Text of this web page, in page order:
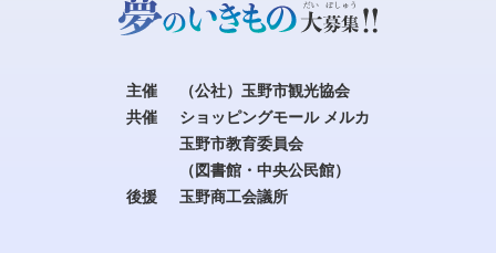
主催
（公社）玉野市観光協会
共催
ショッピングモール メルカ
玉野市教育委員会
（図書館・中央公民館）
後援
玉野商工会議所